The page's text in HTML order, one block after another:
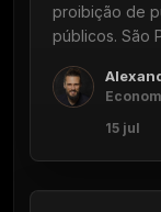
proibição de
públicos. São
15 jul